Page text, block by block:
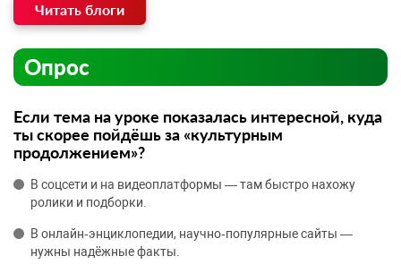
Читать блоги
Опрос
Если тема на уроке показалась интересной, куда
ты скорее пойдёшь за «культурным
продолжением»?
В соцсети и на видеоплатформы — там быстро нахожу
ролики и подборки.
В онлайн‑энциклопедии, научно‑популярные сайты —
нужны надёжные факты.